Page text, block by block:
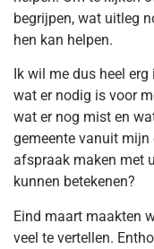
begrijpen, wat uitleg
hen kan helpen.
Ik wil me dus heel
wat er nodig is voor
wat er nog mist en
gemeente vanuit
afspraak maken met
kunnen betekenen?
Eind maart maakten
veel te vertellen.